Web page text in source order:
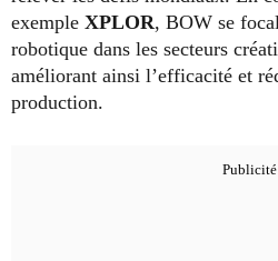
exemple XPLOR, BOW se
robotique dans les secteurs
améliorant ainsi l’efficacité et
production.